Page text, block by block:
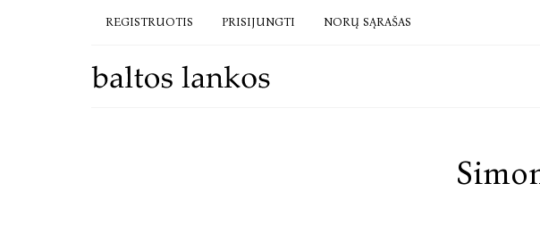
REGISTRUOTIS PRISIJUNGTI NORŲ SĄRAŠAS